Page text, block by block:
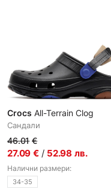
Crocs All-Terrain Clog
Сандали
46.01 €
27.09 € / 52.98 лв.
Налични размери:
34-35